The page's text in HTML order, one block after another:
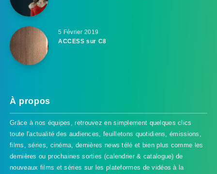
5 Février 2019
ACCESS sur C8
À propos
Grâce à nos équipes, retrouvez en simplement quelques clics
toute l'actualité des audiences, feuilletons quotidiens, émissions,
films, séries, cinéma, dernières news télé et bien plus comme les
dernières ou prochaines sorties (calendrier & catalogue) de
nouveaux films et séries sur les plateformes de vidéos à la